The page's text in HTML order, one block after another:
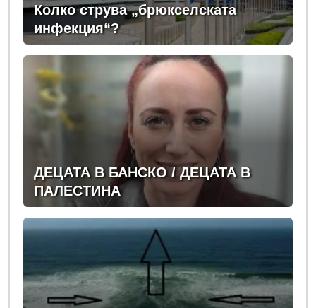
Колко струва „брюкселската
инфекция“?
ДЕЦАТА В БАНСКО / ДЕЦАТА В
ПАЛЕСТИНА